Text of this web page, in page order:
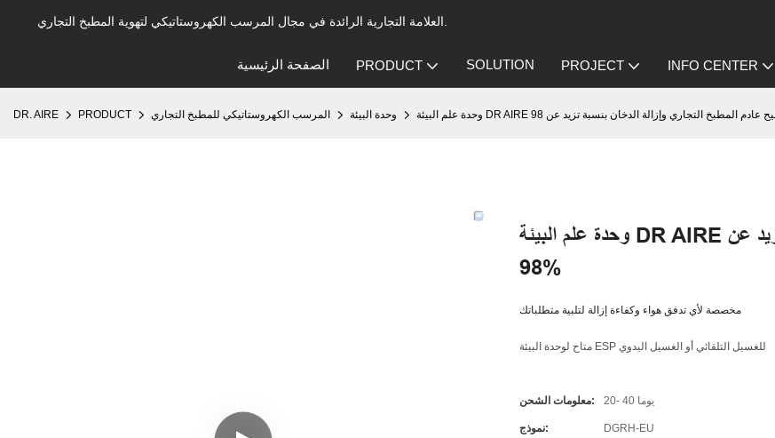
الصفحة الرئيسية PRODUCT SOLUTION PROJECT INFO CENTER
DR. AIRE PRODUCT المرسب الكهروستاتيكي للمطبخ التجاري وحدة البيئة
وحدة علم البيئة DR AIRE لترشيح عادم المطبخ التجاري وإزالة الدخان بنسبة تزيد عن
98%
مخصصة لأي تدفق هواء وكفاءة إزالة لتلبية متطلباتك
متاح لوحدة البيئة ESP للغسيل التلقائي أو الغسيل اليدوي
معلومات الشحن: 20- 40 يوما
نموذج: DGRH-EU